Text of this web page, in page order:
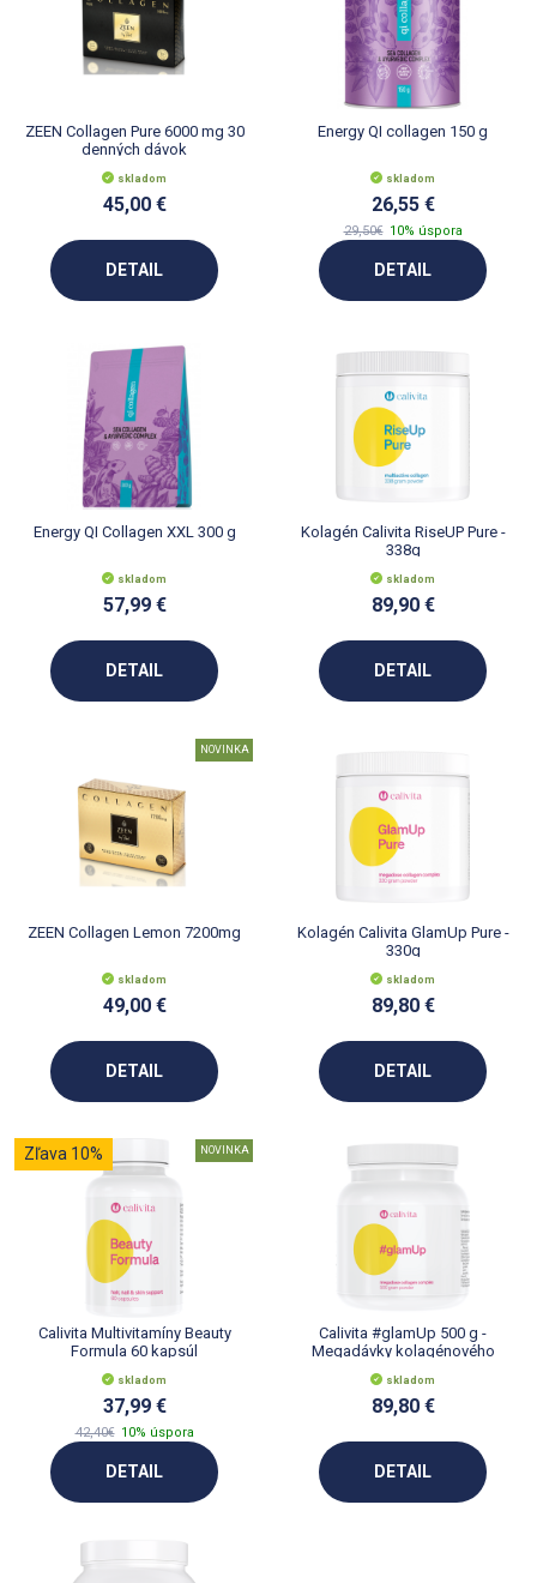
ZEEN Collagen Pure 6000 mg 30
denných dávok
skladom
45,00 €
DETAIL
Energy QI collagen 150 g
skladom
26,55 €
29,50€ 10% úspora
DETAIL
Energy QI Collagen XXL 300 g
skladom
57,99 €
DETAIL
Kolagén Calivita RiseUP Pure -
338g
skladom
89,90 €
DETAIL
NOVINKA
ZEEN Collagen Lemon 7200mg
skladom
49,00 €
DETAIL
Kolagén Calivita GlamUp Pure -
330g
skladom
89,80 €
DETAIL
Zľava 10% NOVINKA
Calivita Multivitamíny Beauty
Formula 60 kapsúl
skladom
37,99 €
42,40€ 10% úspora
DETAIL
Calivita #glamUp 500 g -
Megadávky kolagénového
nápoja
skladom
89,80 €
DETAIL